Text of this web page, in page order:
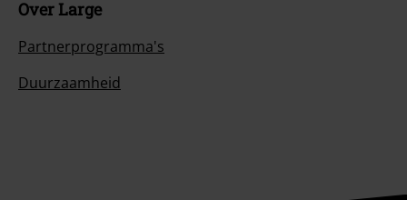
Over Large
Partnerprogramma's
Duurzaamheid